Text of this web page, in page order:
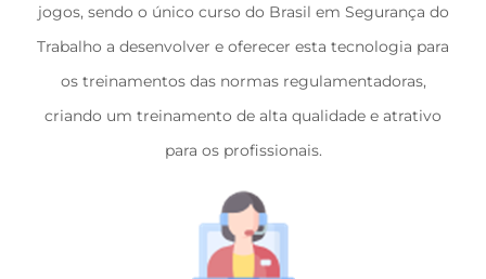
jogos, sendo o único curso do Brasil em Segurança do
Trabalho a desenvolver e oferecer esta tecnologia para
os treinamentos das normas regulamentadoras,
criando um treinamento de alta qualidade e atrativo
para os profissionais.